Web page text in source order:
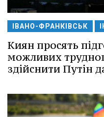
ІВАНО-ФРАНКІВСЬК
Киян просять
можливих
здійснити Путін